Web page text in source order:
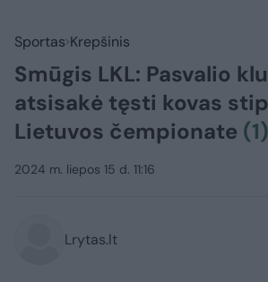
Sportas Krepšinis
Smūgis LKL: Pasvalio
atsisakė tęsti kovas
Lietuvos čempionate (1)
2024 m. liepos 15 d. 11:16
Lrytas.lt